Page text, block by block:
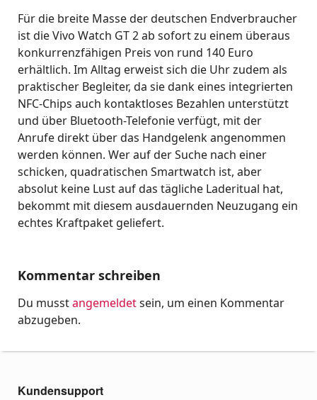
Für die breite Masse der deutschen Endverbraucher
ist die Vivo Watch GT 2 ab sofort zu einem überaus
konkurrenzfähigen Preis von rund 140 Euro
erhältlich. Im Alltag erweist sich die Uhr zudem als
praktischer Begleiter, da sie dank eines integrierten
NFC-Chips auch kontaktloses Bezahlen unterstützt
und über Bluetooth-Telefonie verfügt, mit der
Anrufe direkt über das Handgelenk angenommen
werden können. Wer auf der Suche nach einer
schicken, quadratischen Smartwatch ist, aber
absolut keine Lust auf das tägliche Laderitual hat,
bekommt mit diesem ausdauernden Neuzugang ein
echtes Kraftpaket geliefert.
Kommentar schreiben
Du musstangemeldetsein, um einen Kommentar
abzugeben.
Kundensupport